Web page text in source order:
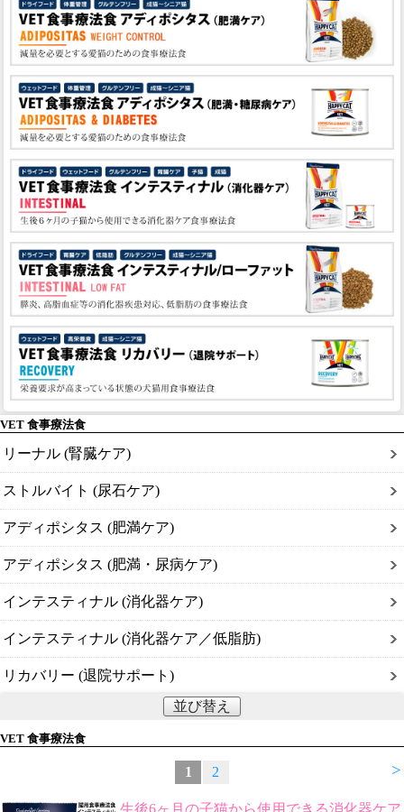
VET 食事療法食
リーナル (腎臓ケア)
ストルバイト (尿石ケア)
アディポシタス (肥満ケア)
アディポシタス (肥満・尿病ケア)
インテスティナル (消化器ケア)
インテスティナル (消化器ケア／低脂肪)
リカバリー (退院サポート)
並び替え
VET 食事療法食
>
1 2
生後6ヶ月の子猫から使用できる消化器ケア